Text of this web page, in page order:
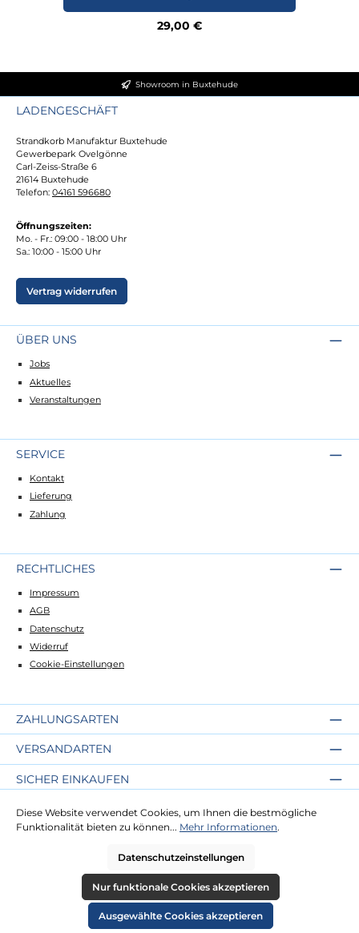
Regulärer Preis:
29,00 €
Showroom in Buxtehude
LADENGESCHÄFT
Strandkorb Manufaktur Buxtehude
Gewerbepark Ovelgönne
Carl-Zeiss-Straße 6
21614 Buxtehude
Telefon: 04161 596680
Öffnungszeiten:
Mo. - Fr.: 09:00 - 18:00 Uhr
Sa.: 10:00 - 15:00 Uhr
Vertrag widerrufen
ÜBER UNS
Jobs
Aktuelles
Veranstaltungen
SERVICE
Kontakt
Lieferung
Zahlung
RECHTLICHES
Impressum
AGB
Datenschutz
Widerruf
Cookie-Einstellungen
ZAHLUNGSARTEN
VERSANDARTEN
SICHER EINKAUFEN
ÜBER UNS
Alle Preise inkl. gesetzl. Mehrwertsteuer zzgl.Versandkosten
Nachnahmegebühren, wenn nicht anders angegeben.
© 2026 Die Strandkorbprofis GmbH - Alle Rechte vorbehalten. Theme by
Diese Website verwendet Cookies, um Ihnen die bestmögliche
Funktionalität bieten zu können... Mehr Informationen.
Datenschutzeinstellungen
Nur funktionale Cookies akzeptieren
Ausgewählte Cookies akzeptieren